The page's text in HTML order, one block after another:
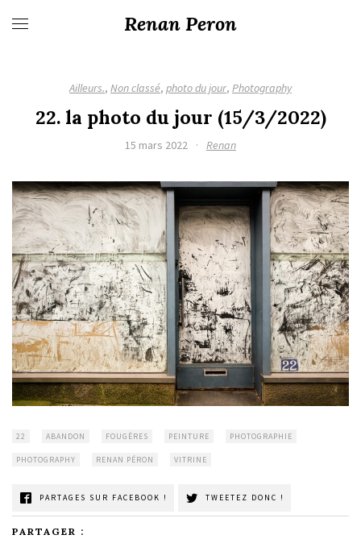
Renan Peron
Ailleurs., Non classé, photo du jour, Photography
22. la photo du jour (15/3/2022)
15 mars 2022 · Renan
22 ABANDON FOUGÈRES PEINTURE PHOTOGRAPHIE
PHOTOGRAPHY RENAN PÉRON VITRINE
PARTAGES SUR FACEBOOK ! TWEETEZ DONC !
PARTAGER :